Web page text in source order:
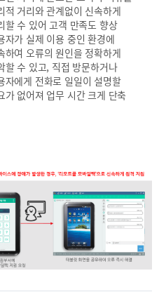
적 거리와 관계없이 신속하게
할 수 있어 고객 만족도 향상
자가 실제 이용 중인 환경에
하여 오류의 원인을 정확하게
할 수 있고, 직접 방문하거나
자에게 전화로 일일이 설명할
가 없어져 업무 시간 크게 단축